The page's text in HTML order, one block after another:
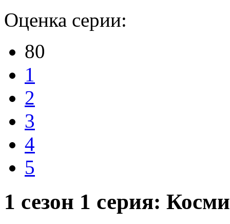
Оценка серии:
80
1
2
3
4
5
1 сезон 1 серия: